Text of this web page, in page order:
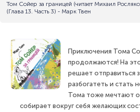
Том Сойер за границей (читает Михаил
(Глава 13. Часть 3) - Марк Твен
Приключения Тома
продолжаются! На
решает отправиться
разбогатеть и стать
Тома тоже мечтают
собирает вокруг себя желающих